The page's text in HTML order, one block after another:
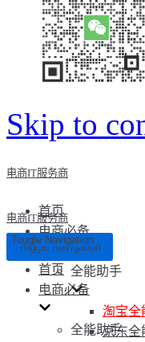
Skip to
电商IT服务商
首页
电商必备
全能助手
淘宝全
京东全
电商IT服务商
Toggle Navigation
Toggle Navigation
首页
电商必备
全能助手